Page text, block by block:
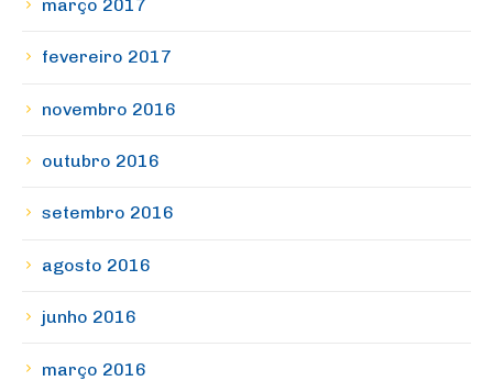
março 2017
fevereiro 2017
novembro 2016
outubro 2016
setembro 2016
agosto 2016
junho 2016
março 2016